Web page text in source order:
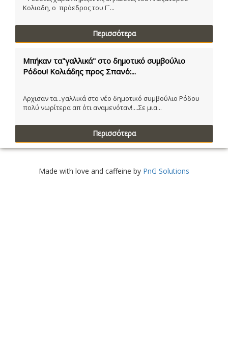
Κολιαδη, ο πρόεδρος του Γ´...
Περισσότερα
Μπήκαν τα"γαλλικά" στο δημοτικό συμβούλιο
Ρόδου! Κολιάδης προς Σπανό:...
Αρχισαν τα...γαλλικά στο νέο δημοτικό συμβούλιο Ρόδου
πολύ νωρίτερα απ ότι αναμενόταν!....Σε μια...
Περισσότερα
Made with love and caffeine by PnG Solutions